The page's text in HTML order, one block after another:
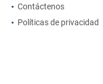
Contáctenos
Políticas de privacidad